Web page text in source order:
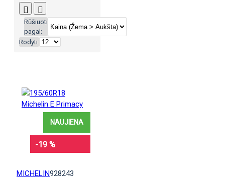
Rūšiuoti
pagal:
Rodyti:
NAUJIENA
-19 %
MICHELIN928243